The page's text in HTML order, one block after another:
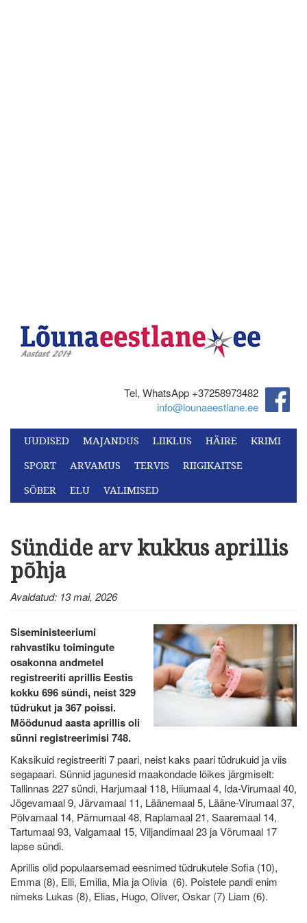
Tel, WhatsApp +37258973482‬
info@lounaeestlane.ee
UUDISED MAJANDUS LIIKLUS HÄIRE
KRIMI
SPORT
ARVAMUS TERVIS
RIIGIKAITSE
SÕBER
ELU VALIMISED
Sündide arv kukkus aprillis
põhja
Avaldatud: 13 mai, 2026
Siseministeeriumi
rahvastiku toimingute
osakonna andmetel
registreeriti aprillis Eestis
kokku 696 sündi, neist 329
tüdrukut ja 367 poissi.
Möödunud aasta aprillis oli
sünni registreerimisi 748.
Kaksikuid registreeriti 7 paari, neist kaks paari tüdrukuid ja viis
segapaari. Sünnid jagunesid maakondade lõikes järgmiselt:
Tallinnas 227 sündi, Harjumaal 118, Hiiumaal 4, Ida-Virumaal 40,
Jõgevamaal 9, Järvamaal 11, Läänemaal 5, Lääne-Virumaal 37,
Põlvamaal 14, Pärnumaal 48, Raplamaal 21, Saaremaal 14,
Tartumaal 93, Valgamaal 15, Viljandimaal 23 ja Võrumaal 17
lapse sündi.
Aprillis olid populaarsemad eesnimed tüdrukutele Sofia (10),
Emma (8), Elli, Emilia, Mia ja Olivia (6). Poistele pandi enim
nimeks Lukas (8), Elias, Hugo, Oliver, Oskar (7) Liam (6).